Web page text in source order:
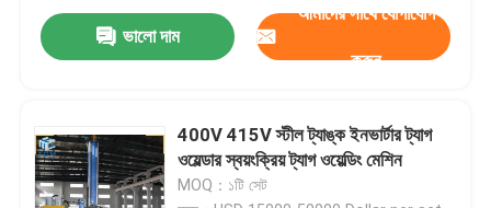
ভালো দাম
আমাদের সাথে যোগাযোগ
করুন
400V 415V স্টীল ট্যাঙ্ক ইনভার্টার ট্যাগ
ওয়েল্ডার স্বয়ংক্রিয় ট্যাগ ওয়েল্ডিং মেশিন
MOQ：১টি সেট